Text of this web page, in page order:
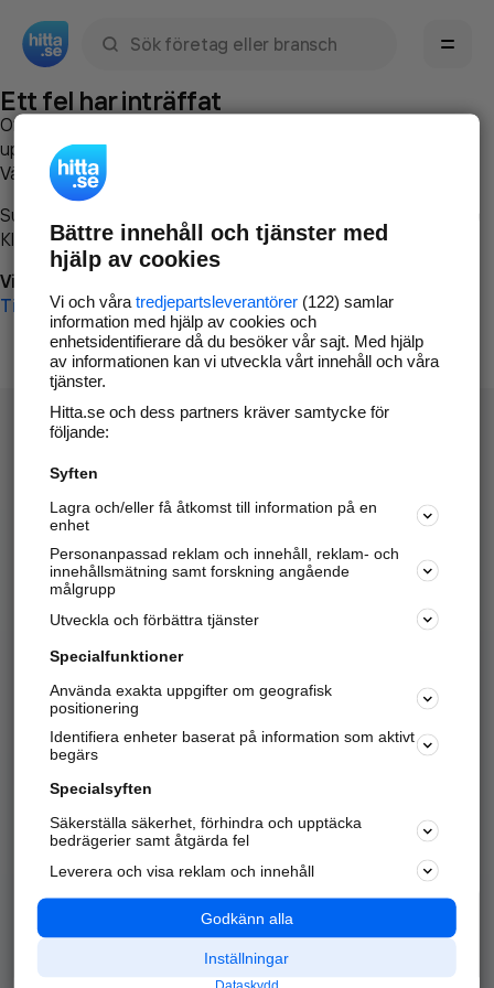
Ett fel har inträffat
Om du vill kan du
uppstod så att vi lättare och snabbare kan avhjälpa det.
Vänligen försök med följande:
Surfa till
Klicka påTillbaka-knappen i webbläsaren och försök igen
Vi beklagar besväret!
Till startsidan
Hitta.se - Gratis nummerupplysning.
Sök företag, personer och platser.
Hitta telefonnummer, adresser, företagsinfo mm.
Marknadsför företaget
Kom igång och annonsera mot
samarbetspartners nära dig.
Alla kategorier
Populära sökningar
API & Kartor
Annonsera
Integritet
Nödnummer
Bättre innehåll och tjänster med
hjälp av cookies
Vi och våra tredjepartsleverantörer(122) samlar
information med hjälp av cookies och
enhetsidentifierare då du besöker vår sajt. Med hjälp
av informationen kan vi utveckla vårt innehåll och våra
tjänster.
Hitta.se och dess partners kräver samtycke för
följande:
Syften
Lagra och/eller få åtkomst till information på en
enhet
Personanpassad reklam och innehåll, reklam- och
innehållsmätning samt forskning angående
målgrupp
Utveckla och förbättra tjänster
Specialfunktioner
Använda exakta uppgifter om geografisk
positionering
Identifiera enheter baserat på information som aktivt
begärs
Specialsyften
Säkerställa säkerhet, förhindra och upptäcka
bedrägerier samt åtgärda fel
Leverera och visa reklam och innehåll
Godkänn alla
Inställningar
Dataskydd